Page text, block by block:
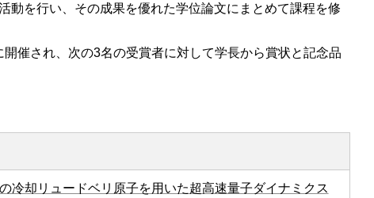
動を行い、その成果を優れた学位論文にまとめて課程を修
催され、次の3名の受賞者に対して学長から賞状と記念品
冷却リュードベリ原子を用いた超高速量子ダイナミクス